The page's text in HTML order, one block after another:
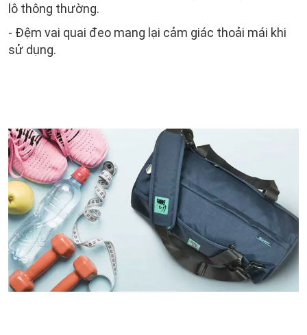
lô thông thường.
- Đệm vai quai đeo mang lại cảm giác thoải mái khi
sử dụng.